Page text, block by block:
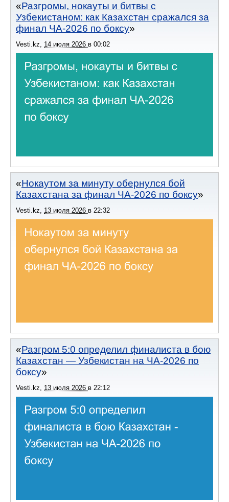
Разгромы, нокауты и битвы с
Узбекистаном: как Казахстан сражался за
финал ЧА-2026 по боксу
Vesti.kz, 14 июля 2026 в 00:02
Нокаутом за минуту обернулся бой
Казахстана за финал ЧА-2026 по боксу
Vesti.kz, 13 июля 2026 в 22:32
Разгром 5:0 определил финалиста в бою
Казахстан — Узбекистан на ЧА-2026 по
боксу
Vesti.kz 13 июля 2026 в 22:12